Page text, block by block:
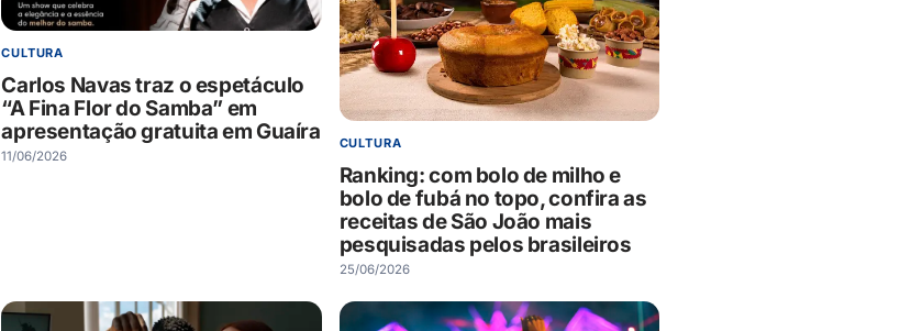
CULTURA
Carlos Navas traz o espetáculo
“A Fina Flor do Samba” em
apresentação gratuita em Guaíra
11/06/2026
CULTURA
Ranking: com bolo de milho e
bolo de fubá no topo, confira as
receitas de São João mais
pesquisadas pelos brasileiros
25/06/2026